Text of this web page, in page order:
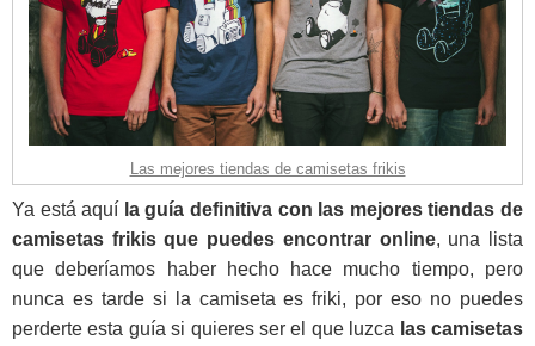
Las mejores tiendas de camisetas frikis
Ya está aquí la guía definitiva con las mejores tiendas de
camisetas frikis que puedes encontrar online, una lista
que deberíamos haber hecho hace mucho tiempo, pero
nunca es tarde si la camiseta es friki, por eso no puedes
perderte esta guía si quieres ser el que luzca las camisetas